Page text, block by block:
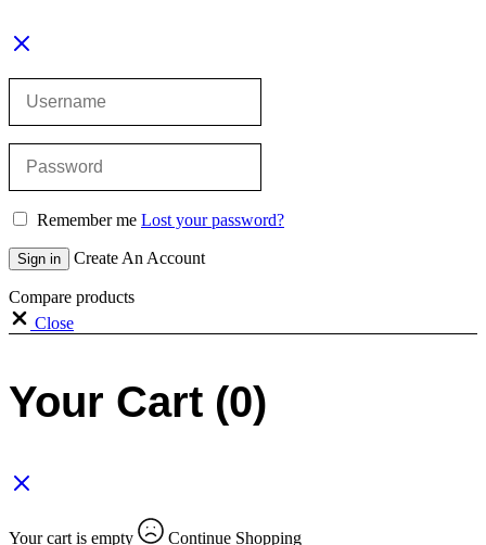
Remember me Lost your password?
Sign in Create An Account
Compare products
Close
Your Cart (0)
Your cart is empty Continue Shopping